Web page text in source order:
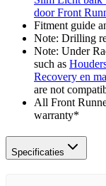
door Front
Fitment guide
Note: Drilling
Note: Under
such as
Recovery en
are not
All Front
warranty*
Specificaties